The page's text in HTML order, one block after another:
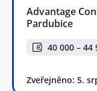
Advantage
Pardubice
40 000 – 44
Zveřejněno: 5.